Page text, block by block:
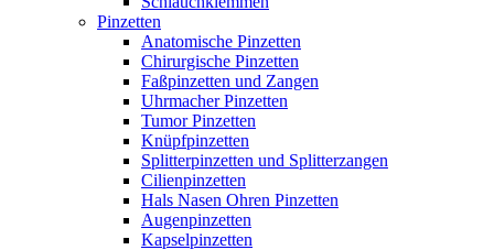
Pinzetten
Anatomische Pinzetten
Chirurgische Pinzetten
Faßpinzetten und Zangen
Uhrmacher Pinzetten
Tumor Pinzetten
Knüpfpinzetten
Splitterpinzetten und Splitterzangen
Cilienpinzetten
Hals Nasen Ohren Pinzetten
Augenpinzetten
Kapselpinzetten